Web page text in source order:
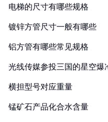
电梯的尺寸有哪些规格
镀锌方管尺寸一般有哪些
铝方管有哪些常见规格
光线传媒参投三国的星空爆
横担型号对应重量
锰矿石产品化合水含量